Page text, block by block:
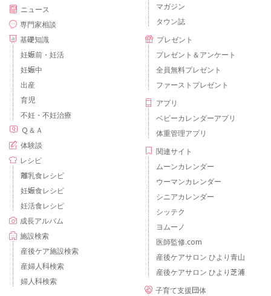
ニュース
専門家相談
基礎知識
妊娠前・妊活
妊娠中
出産
育児
不妊・不妊治療
Ｑ＆Ａ
体験談
レシピ
離乳食レシピ
妊娠食レシピ
妊活食レシピ
成長アルバム
施設検索
産後ケア施設検索
産婦人科検索
婦人科検索
マガジン
タウン誌
プレゼント
プレゼント＆アンケート
全員無料プレゼント
ファーストプレゼント
アプリ
ベビーカレンダーアプリ
体重管理アプリ
関連サイト
ムーンカレンダー
ウーマンカレンダー
シニアカレンダー
シッテク
ヨムーノ
医師監修.com
産後ケアサロン ひより青山
産後ケアサロン ひより芝浦
子育て支援団体